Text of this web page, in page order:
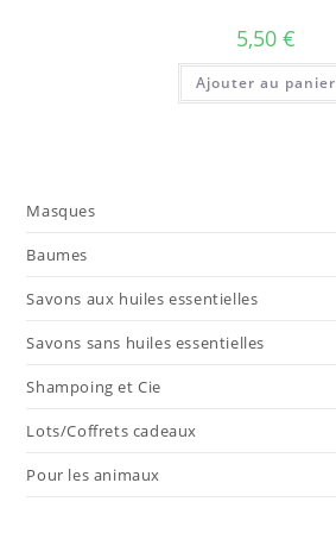
5,50 €
Ajouter au panier
Masques
Baumes
Savons aux huiles essentielles
Savons sans huiles essentielles
Shampoing et Cie
Lots/Coffrets cadeaux
Pour les animaux